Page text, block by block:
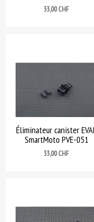
Prix
33,00 CHF
Éliminateur canister
SmartMoto PVE-051
Prix
33,00 CHF